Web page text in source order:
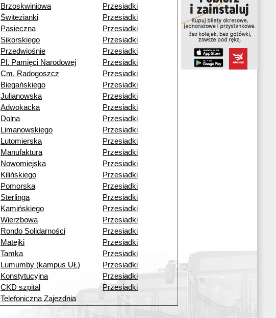
Brzoskwiniowa
Przesiadki
Świtezianki
Przesiadki
Pasieczna
Przesiadki
Sikorskiego
Przesiadki
Przedwiośnie
Przesiadki
Pl. Pamięci Narodowej
Przesiadki
Cm. Radogoszcz
Przesiadki
Biegańskiego
Przesiadki
Julianowska
Przesiadki
Adwokacka
Przesiadki
Dolna
Przesiadki
Limanowskiego
Przesiadki
Lutomierska
Przesiadki
Manufaktura
Przesiadki
Nowomiejska
Przesiadki
Kilińskiego
Przesiadki
Pomorska
Przesiadki
Sterlinga
Przesiadki
Kamińskiego
Przesiadki
Wierzbowa
Przesiadki
Rondo Solidarności
Przesiadki
Matejki
Przesiadki
Tamka
Przesiadki
Lumumby (kampus UŁ)
Przesiadki
Konstytucyjna
Przesiadki
CKD szpital
Przesiadki
Telefoniczna Zajezdnia